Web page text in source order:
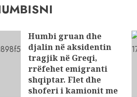
Humbi gruan dhe
djalin në aksidentin
tragjik në Greqi,
rrëfehet emigranti
shqiptar. Flet dhe
shoferi i kamionit me